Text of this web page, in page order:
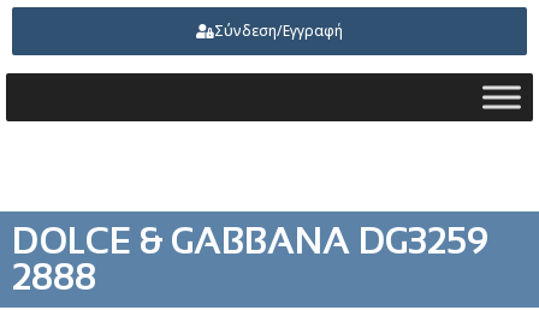
Σύνδεση/Εγγραφή
DOLCE & GABBANA DG3259
2888